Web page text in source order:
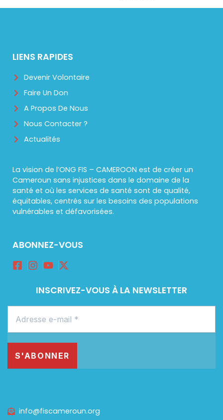
LIENS RAPIDES
Devenir Volontaire
Faire Un Don
A Propos De Nous
Nous Contacter ?
Actualités
La vision de l’ONG FIS – CAMEROON est de créer un
Cameroun sans injustices dans le domaine de la
santé et où les services de santé sont de qualité,
équitables, centrés sur les besoins des populations
vulnérables et défavorisées.
ABONNEZ-VOUS
INSCRIVEZ-VOUS À LA NEWSLETTER
info@fiscameroun.org